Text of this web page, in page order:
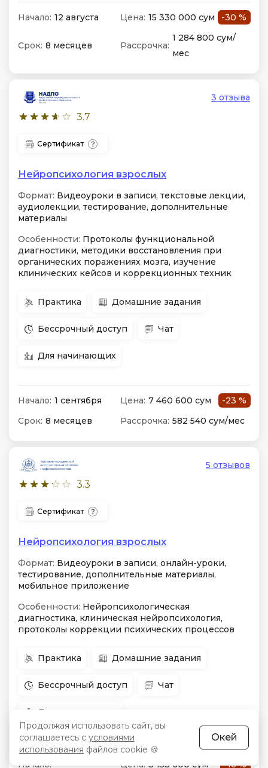
Начало: 12 августа Цена: 15 330 000 сум -30 %
Срок: 8 месяцев Рассрочка:
1 284 800 сум/
мес
3.7
3 отзыва
Сертификат
Нейропсихология взрослых
Формат: Видеоуроки в записи, текстовые лекции,
аудиолекции, тестирование, дополнительные
материалы
Особенности: Протоколы функциональной
диагностики, методики восстановления при
органических поражениях мозга, изучение
клинических кейсов и коррекционных техник
Практика Домашние задания
Бессрочный доступ Чат
Для начинающих
Начало: 1 сентября Цена: 7 460 600 сум
-23 %
Срок: 8 месяцев Рассрочка: 582 540 сум/мес
3.3
5 отзывов
Сертификат
Нейропсихология взрослых
Формат: Видеоуроки в записи, онлайн-уроки,
тестирование, дополнительные материалы,
мобильное приложение
Особенности: Нейропсихологическая
диагностика, клиническая нейропсихология,
протоколы коррекции психических процессов
Практика Домашние задания
Бессрочный доступ Чат
Для продвинутых
Начало:
в любое
Цена: 3 153 600 сум -16 %
Продолжая использовать сайт, вы
соглашаетесь с условиями
использования файлов cookie 🍪
Окей